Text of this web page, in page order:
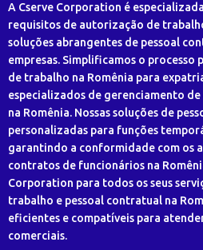
A Cserve Corporation é
requisitos de autorização de
soluções abrangentes de pessoal
empresas. Simplificamos o
de trabalho na Romênia para
especializados de gerenciamento
na Romênia. Nossas soluções de
personalizadas para funções
garantindo a conformidade com os
contratos de funcionários na
Corporation para todos os seus
trabalho e pessoal contratual na
eficientes e compatíveis para
comerciais.